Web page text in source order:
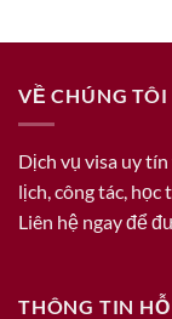
VỀ CHÚNG TÔI
Dịch vụ visa uy
lịch, công tác, học
Liên hệ ngay để
THÔNG TIN